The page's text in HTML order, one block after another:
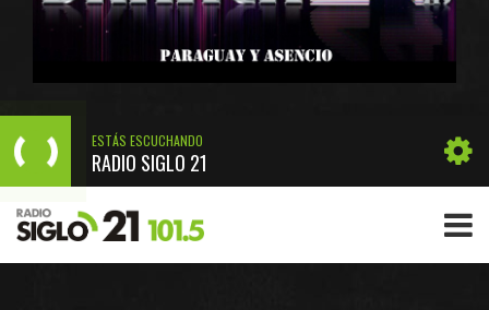
ESTÁS ESCUCHANDO
RADIO SIGLO 21